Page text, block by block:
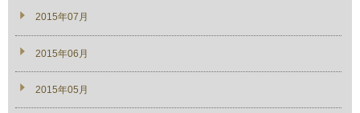
2015年07月
2015年06月
2015年05月